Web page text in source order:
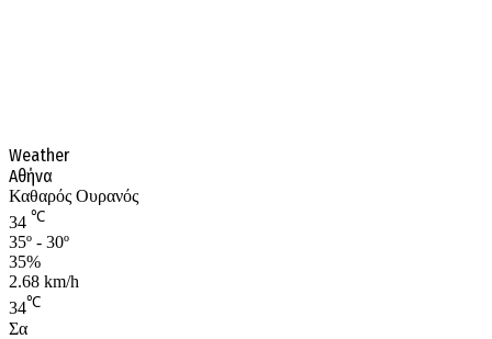
Weather
Αθήνα
Καθαρός Ουρανός
34 ℃
35º - 30º
35%
2.68 km/h
34℃
Σα